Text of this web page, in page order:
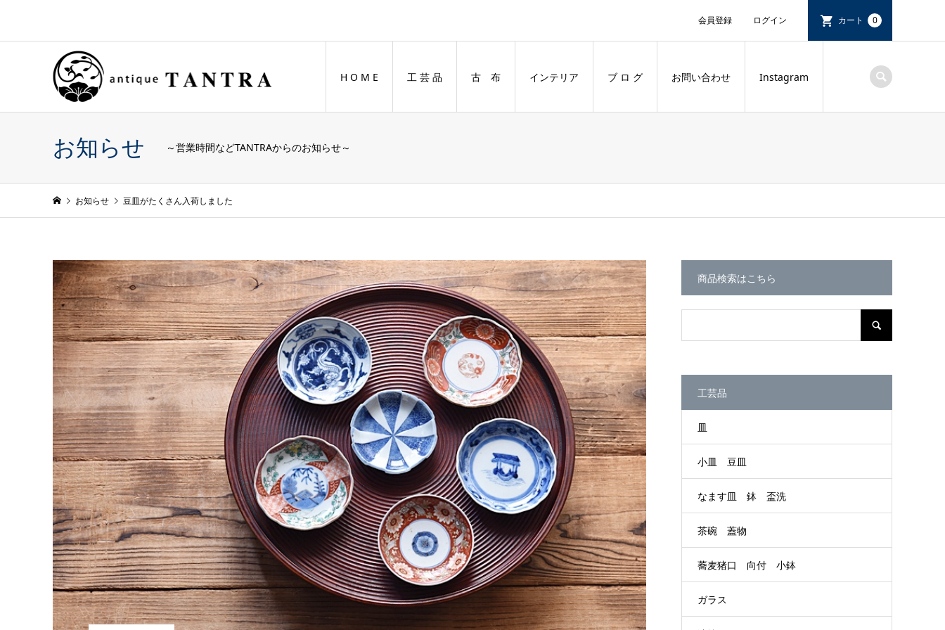
会員登録 ログイン カート 0
H O M E 工 芸 品 古 布 インテリア ブ ロ グ お問い合わせ Instagram
お知らせ ～営業時間などTANTRAからのお知らせ～
お知らせ 豆皿がたくさん入荷しました
商品検索はこちら
工芸品
皿
小皿 豆皿
なます皿 鉢 盃洗
茶碗 蓋物
蕎麦猪口 向付 小鉢
ガラス